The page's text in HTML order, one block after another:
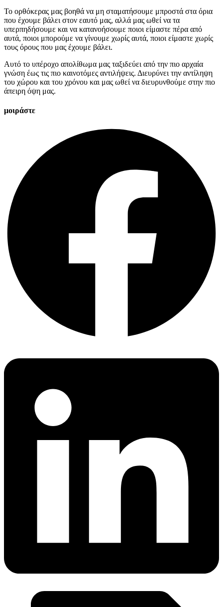
Το ορθόκερας μας βοηθά να μη σταματήσουμε μπροστά στα όρια
που έχουμε βάλει στον εαυτό μας, αλλά μας ωθεί να τα
υπερπηδήσουμε και να κατανοήσουμε ποιοι είμαστε πέρα από
αυτά, ποιοι μπορούμε να γίνουμε χωρίς αυτά, ποιοι είμαστε χωρίς
τους όρους που μας έχουμε βάλει.
Αυτό το υπέροχο απολίθωμα μας ταξιδεύει από την πιο αρχαία
γνώση έως τις πιο καινοτόμες αντιλήψεις. Διευρύνει την αντίληψη
του χώρου και του χρόνου και μας ωθεί να διευρυνθούμε στην πιο
άπειρη όψη μας.
μοιράστε